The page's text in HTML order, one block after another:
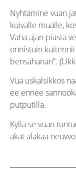
Nyhtämine vuan
kuivalle mualle,
Vähä ajan piästä
onnistuin kuitennii
bensahanan”.
Vua uskalsikkos
ee ennee
putputilla.
Kyllä se vuan
akat alakaa